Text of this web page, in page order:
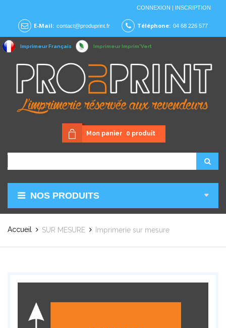
CONNEXION | INSCRIPTION
E-Mail: contact@produprint.fr Téléphone: 04 68 226 577
Mon panier 0 produit
Imprimeur Français Imprimeur Imprim'Vert
NOS PRODUITS
Accueil SUR MESURE Imprimerie sur mesure